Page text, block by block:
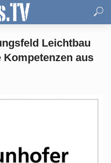
Leichtbau
aus